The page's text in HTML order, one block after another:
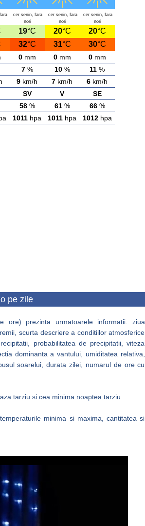
cer senin, fara
nori
cer senin, fara
nori
cer senin, fara
nori
19°C 20°C 20°C
32°C 31°C 30°C
0mm 0mm 0mm
7% 10% 11 %
9 km/h 7 km/h 6 km/h
SV V SE
58% 61% 66%
1011 hpa 1011 hpa 1012hpa
pe zile
ore) prezinta urmatoarele informatii: ziua
scurta descriere a conditiilor atmosferice
probabilitatea de precipitatii, viteza
dominanta a vantului, umiditatea relativa,
soarelui, durata zilei, numarul de ore cu
tarziu si cea minima noaptea tarziu.
minima si maxima, cantitatea si